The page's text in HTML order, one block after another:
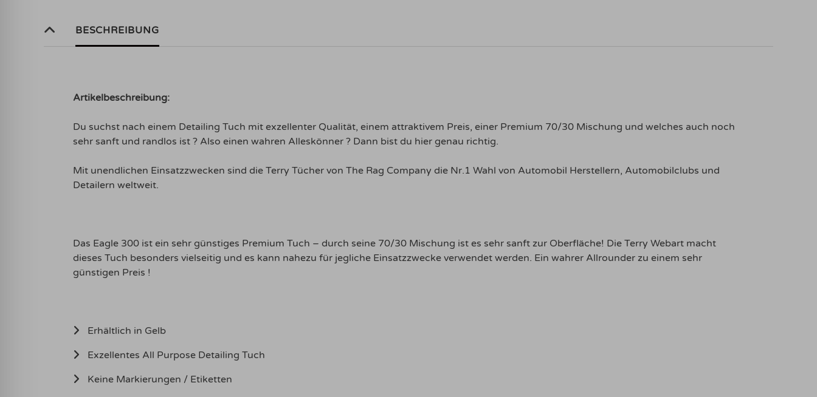
BESCHREIBUNG
Artikelbeschreibung:
Du suchst nach einem Detailing Tuch mit exzellenter Qualität, einem attraktivem Preis, einer Premium 70/30 Mischung und welches auch noch
sehr sanft und randlos ist ? Also einen wahren Alleskönner ? Dann bist du hier genau richtig.
Mit unendlichen Einsatzzwecken sind die Terry Tücher von The Rag Company die Nr.1 Wahl von Automobil Herstellern, Automobilclubs und
Detailern weltweit.
Das Eagle 300 ist ein sehr günstiges Premium Tuch – durch seine 70/30 Mischung ist es sehr sanft zur Oberfläche! Die Terry Webart macht
dieses Tuch besonders vielseitig und es kann nahezu für jegliche Einsatzzwecke verwendet werden. Ein wahrer Allrounder zu einem sehr
günstigen Preis !
Erhältlich in Gelb
Exzellentes All Purpose Detailing Tuch
Keine Markierungen / Etiketten